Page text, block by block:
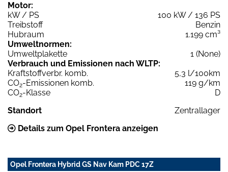
Motor:
kW / PS
100 kW / 136 PS
Treibstoff
Benzin
Hubraum
1.199 cm³
Umweltnormen:
Umweltplakette
1 (None)
Verbrauch und Emissionen nach WLTP:
Kraftstoffverbr. komb.
5,3 l/100km
CO2-Emissionen komb.
119 g/km
CO2-Klasse
D
Standort
Zentrallager
Details zum Opel Frontera anzeigen
Opel Frontera Hybrid GS Nav Kam PDC 17Z